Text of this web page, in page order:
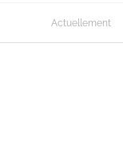
Actuellement